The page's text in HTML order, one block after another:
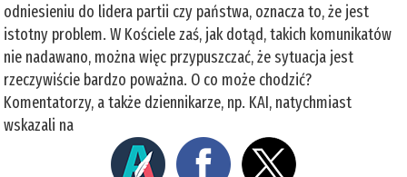
odniesieniu do lidera partii czy państwa, oznacza to, że jest
istotny problem. W Kościele zaś, jak dotąd, takich komunikatów
nie nadawano, można więc przypuszczać, że sytuacja jest
rzeczywiście bardzo poważna. O co może chodzić?
Komentatorzy, a także dziennikarze, np. KAI, natychmiast
wskazali na